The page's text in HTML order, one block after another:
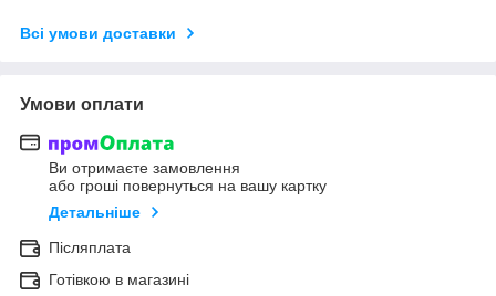
Всі умови доставки
Умови оплати
Ви отримаєте замовлення
або гроші повернуться на вашу картку
Детальніше
Післяплата
Готівкою в магазині